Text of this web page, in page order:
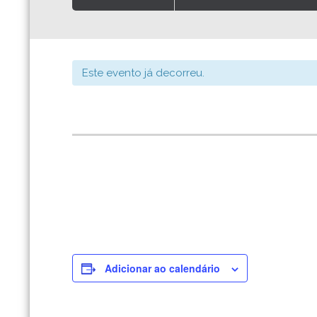
Este evento já decorreu.
Adicionar ao calendário